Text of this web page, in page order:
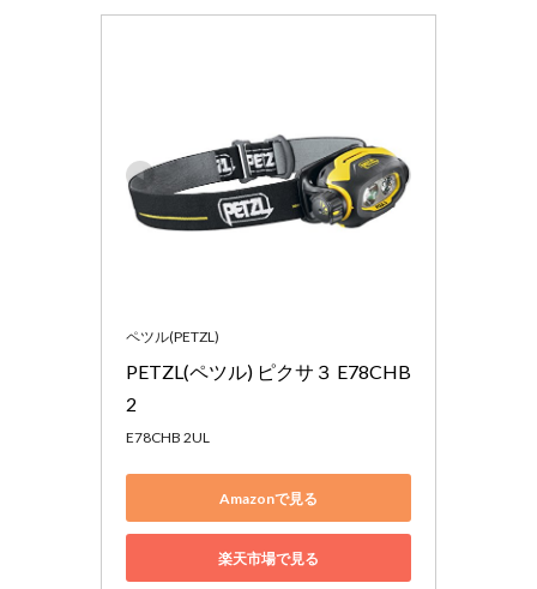
ペツル(PETZL)
PETZL(ペツル) ピクサ３ E78CHB
2
E78CHB 2UL
Amazonで見る
楽天市場で見る